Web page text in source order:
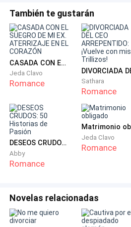
Él se levantó rápidamente y fue
bastante considerado, sabía
me trajo un vaso de agua tibia.
Pero aquella noche, no sé qué
recordar cómo se aprovechó de
toda el agua en la cara.
Aun así, no mostró enojo hacia
baño en silencio a cambiarse la
recordar cómo había arruinado
desapareció al instante.
También te gustarán
CASADA CON EL SUEGRO DE MI EX. ATERRIZAJE EN EL CORAZÓN
Jeda Clavo
Romance Sathara
Romance
DESEOS CRUDOS: 50 Historias de Pasión
Abby
Romance
Jeda Clavo
Romance
Novelas relacionadas